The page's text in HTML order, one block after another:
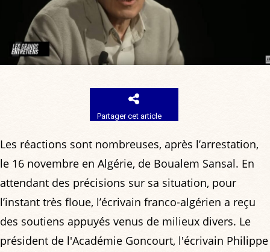
Partager cet article
Les réactions sont nombreuses, après l’arrestation,
le 16 novembre en Algérie, de Boualem Sansal. En
attendant des précisions sur sa situation, pour
l’instant très floue, l’écrivain franco-algérien a reçu
des soutiens appuyés venus de milieux divers. Le
président de l'Académie Goncourt, l'écrivain Philippe